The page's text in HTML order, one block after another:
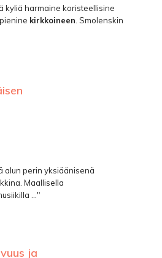
kyliä harmaine koristeellisine
kirkkoineen . Smolenskin
alun perin yksiäänisenä
Maallisella
..."
ja